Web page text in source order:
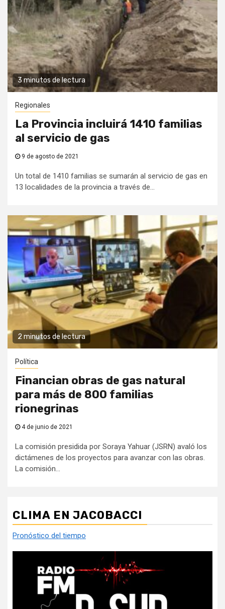
3 minutos de lectura
Regionales
La Provincia incluirá 1410 familias
al servicio de gas
9 de agosto de 2021
Un total de 1410 familias se sumarán al servicio de gas en
13 localidades de la provincia a través de...
2 minutos de lectura
Política
Financian obras de gas natural
para más de 800 familias
rionegrinas
4 de junio de 2021
La comisión presidida por Soraya Yahuar (JSRN) avaló los
dictámenes de los proyectos para avanzar con las obras.
La comisión...
CLIMA EN JACOBACCI
Pronóstico del tiempo